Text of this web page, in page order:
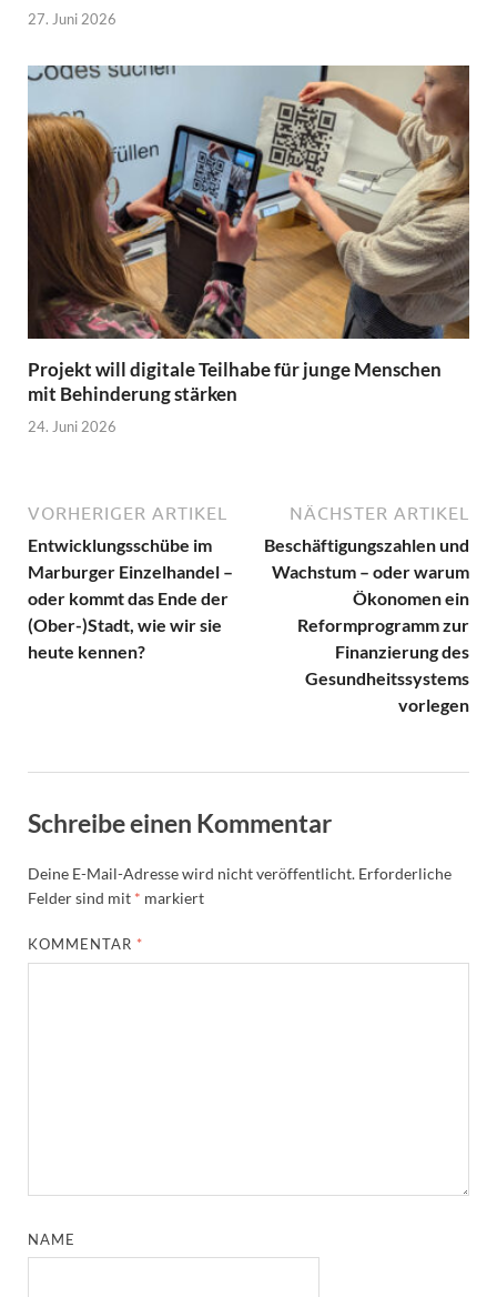
27. Juni 2026
Projekt will digitale Teilhabe für junge Menschen
mit Behinderung stärken
24. Juni 2026
VORHERIGER ARTIKEL
Entwicklungsschübe im
Marburger Einzelhandel –
oder kommt das Ende der
(Ober-)Stadt, wie wir sie
heute kennen?
NÄCHSTER ARTIKEL
Beschäftigungszahlen und
Wachstum – oder warum
Ökonomen ein
Reformprogramm zur
Finanzierung des
Gesundheitssystems
vorlegen
Schreibe einen Kommentar
Deine E-Mail-Adresse wird nicht veröffentlicht. Erforderliche
Felder sind mit * markiert
KOMMENTAR *
NAME